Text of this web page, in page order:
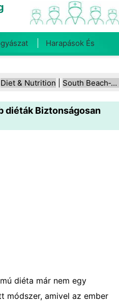
Harapások És
Családi
Mentális Egészség
Sebészet És
Diet & Nutrition South Beach‑diéta
diéták Biztonságosan
diéta már nem egy
módszer, amivel az ember